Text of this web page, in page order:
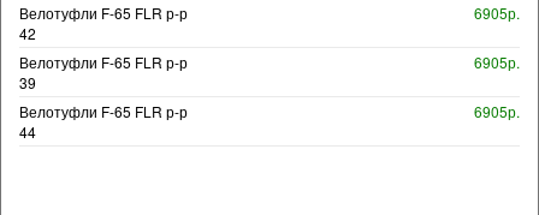
Велотуфли F-65 FLR р-р
42
6905р.
Велотуфли F-65 FLR р-р
39
6905р.
Велотуфли F-65 FLR р-р
44
6905р.